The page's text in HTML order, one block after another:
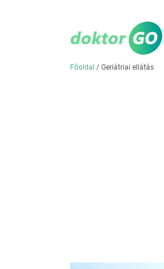
Főoldal / Geriátriai ellátás